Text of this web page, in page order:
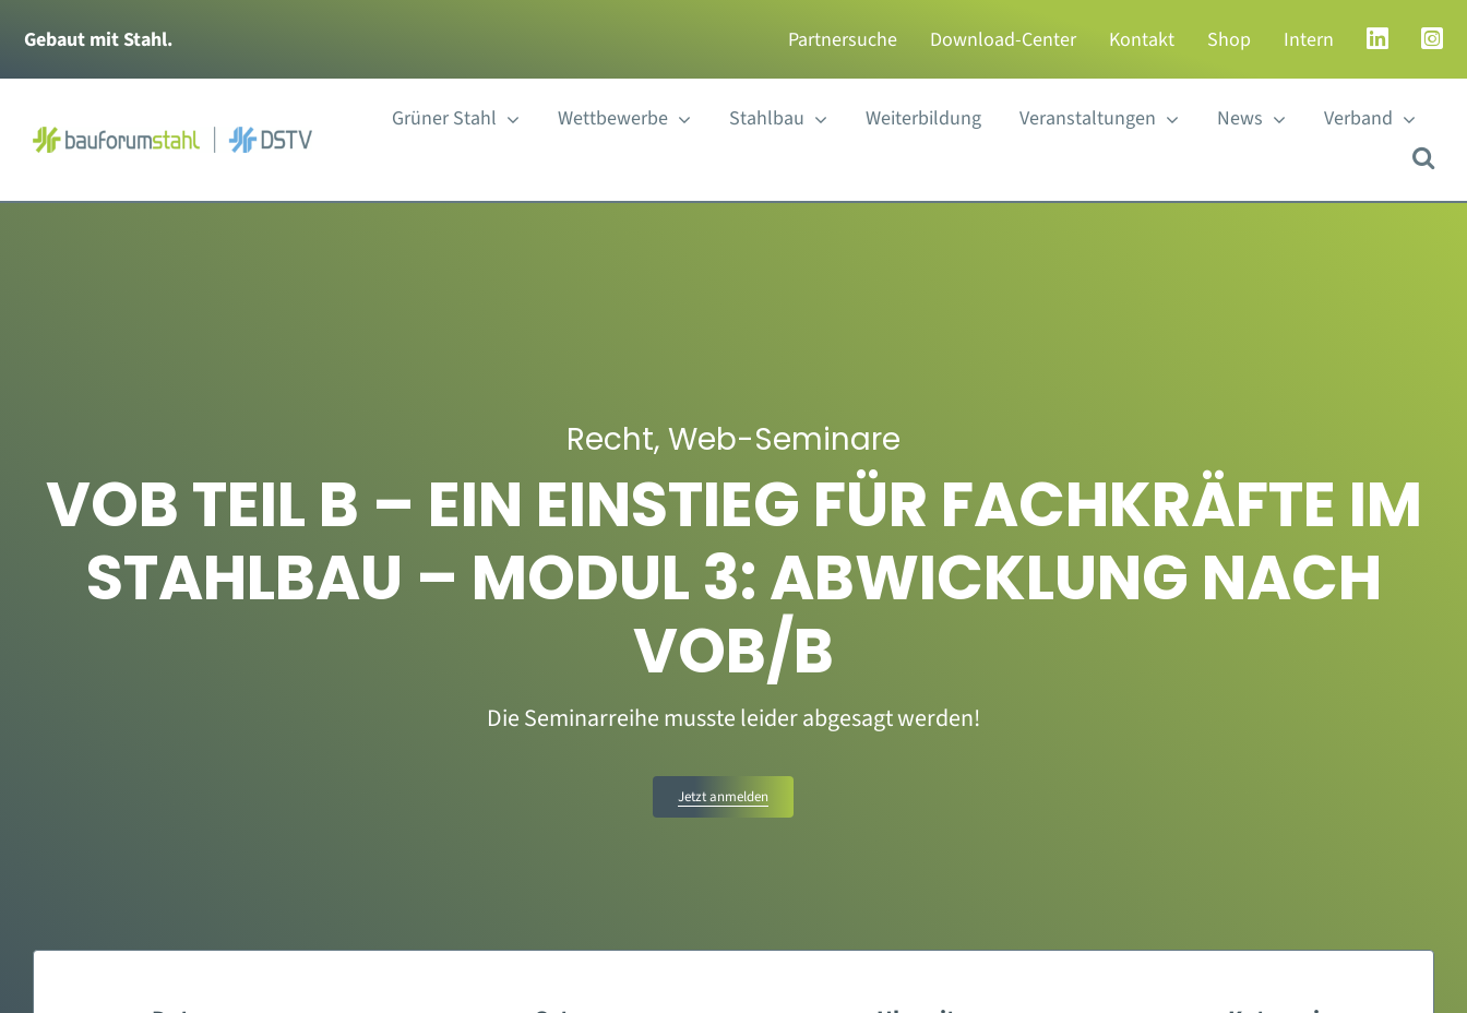
Inhalt
springen
Gebaut mit Stahl. Partnersuche Download-Center Kontakt Shop Intern
Grüner Stahl Wettbewerbe Stahlbau Weiterbildung Veranstaltungen News Verband
Recht, Web-Seminare
VOB TEIL B – EIN EINSTIEG FÜR FACHKRÄFTE IM
STAHLBAU – MODUL 3: ABWICKLUNG NACH
VOB/B
Die Seminarreihe musste leider abgesagt werden!
Jetzt anmelden